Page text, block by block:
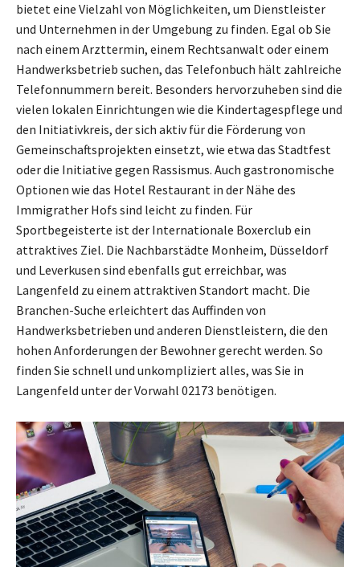
bietet eine Vielzahl von Möglichkeiten, um Dienstleister
und Unternehmen in der Umgebung zu finden. Egal ob Sie
nach einem Arzttermin, einem Rechtsanwalt oder einem
Handwerksbetrieb suchen, das Telefonbuch hält zahlreiche
Telefonnummern bereit. Besonders hervorzuheben sind die
vielen lokalen Einrichtungen wie die Kindertagespflege und
den Initiativkreis, der sich aktiv für die Förderung von
Gemeinschaftsprojekten einsetzt, wie etwa das Stadtfest
oder die Initiative gegen Rassismus. Auch gastronomische
Optionen wie das Hotel Restaurant in der Nähe des
Immigrather Hofs sind leicht zu finden. Für
Sportbegeisterte ist der Internationale Boxerclub ein
attraktives Ziel. Die Nachbarstädte Monheim, Düsseldorf
und Leverkusen sind ebenfalls gut erreichbar, was
Langenfeld zu einem attraktiven Standort macht. Die
Branchen-Suche erleichtert das Auffinden von
Handwerksbetrieben und anderen Dienstleistern, die den
hohen Anforderungen der Bewohner gerecht werden. So
finden Sie schnell und unkompliziert alles, was Sie in
Langenfeld unter der Vorwahl 02173 benötigen.